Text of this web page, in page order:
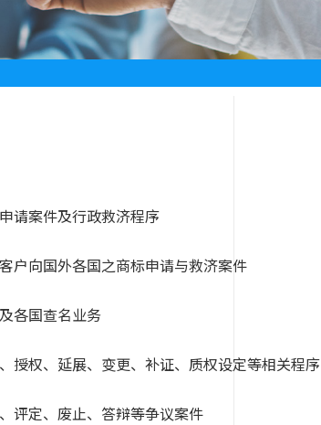
请案件及行政救济程序
户向国外各国之商标申请与救济案件
各国查名业务
授权、延展、变更、补证、质权设定等相关程序
评定、废止、答辩等争议案件